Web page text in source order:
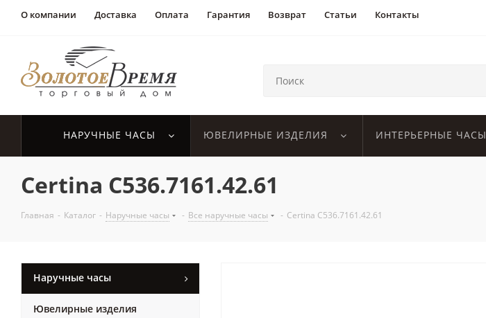
О компании Доставка Оплата Гарантия Возврат Статьи Контакты
НАРУЧНЫЕ ЧАСЫ ЮВЕЛИРНЫЕ ИЗДЕЛИЯ ИНТЕРЬЕРНЫЕ ЧАСЫ
Certina C536.7161.42.61
Главная - Каталог - Наручные часы - Все наручные часы - Certina C536.7161.42.61
Наручные часы
Ювелирные изделия